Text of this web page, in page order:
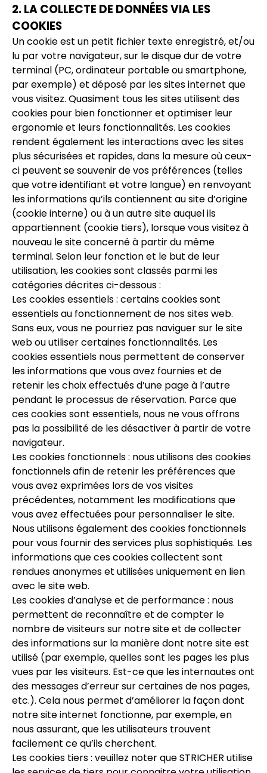
2. LA COLLECTE DE DONNÉES VIA LES
COOKIES
Un cookie est un petit fichier texte enregistré, et/ou
lu par votre navigateur, sur le disque dur de votre
terminal (PC, ordinateur portable ou smartphone,
par exemple) et déposé par les sites internet que
vous visitez. Quasiment tous les sites utilisent des
cookies pour bien fonctionner et optimiser leur
ergonomie et leurs fonctionnalités. Les cookies
rendent également les interactions avec les sites
plus sécurisées et rapides, dans la mesure où ceux-
ci peuvent se souvenir de vos préférences (telles
que votre identifiant et votre langue) en renvoyant
les informations qu’ils contiennent au site d’origine
(cookie interne) ou à un autre site auquel ils
appartiennent (cookie tiers), lorsque vous visitez à
nouveau le site concerné à partir du même
terminal. Selon leur fonction et le but de leur
utilisation, les cookies sont classés parmi les
catégories décrites ci-dessous :
Les cookies essentiels : certains cookies sont
essentiels au fonctionnement de nos sites web.
Sans eux, vous ne pourriez pas naviguer sur le site
web ou utiliser certaines fonctionnalités. Les
cookies essentiels nous permettent de conserver
les informations que vous avez fournies et de
retenir les choix effectués d’une page à l’autre
pendant le processus de réservation. Parce que
ces cookies sont essentiels, nous ne vous offrons
pas la possibilité de les désactiver à partir de votre
navigateur.
Les cookies fonctionnels : nous utilisons des cookies
fonctionnels afin de retenir les préférences que
vous avez exprimées lors de vos visites
précédentes, notamment les modifications que
vous avez effectuées pour personnaliser le site.
Nous utilisons également des cookies fonctionnels
pour vous fournir des services plus sophistiqués. Les
informations que ces cookies collectent sont
rendues anonymes et utilisées uniquement en lien
avec le site web.
Les cookies d’analyse et de performance : nous
permettent de reconnaître et de compter le
nombre de visiteurs sur notre site et de collecter
des informations sur la manière dont notre site est
utilisé (par exemple, quelles sont les pages les plus
vues par les visiteurs. Est-ce que les internautes ont
des messages d’erreur sur certaines de nos pages,
etc.). Cela nous permet d’améliorer la façon dont
notre site internet fonctionne, par exemple, en
nous assurant, que les utilisateurs trouvent
facilement ce qu’ils cherchent.
Les cookies tiers : veuillez noter que STRICHER utilise